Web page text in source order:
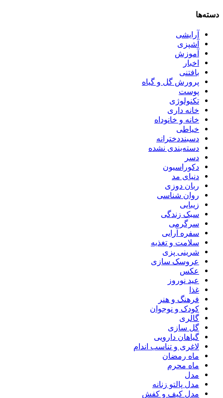
دسته‌ها
آرایشی
آشپزی
آموزش
اخبار
بافتنی
پرورش گل و گیاه
پوست
تکنولوژی
خانه داری
خانه و خانوداه
خیاطی
دسبنددخترانه
دسته‌بندی نشده
دسر
دکوراسیون
دنیای مد
ربان دوزی
روان شناسی
زیبایی
سبک زندگی
سرگرمی
سفره آرایی
سلامت و تغذیه
شرینی پزی
عروسک سازی
عکس
عید نوروز
غذا
فرهنگ و هنر
کودک و نوجوان
گالری
گل سازی
گیاهان دارویی
لاغری و تناسب اندام
ماه رمضان
ماه محرم
مدل
مدل پالتو زنانه
مدل کیف و کفش